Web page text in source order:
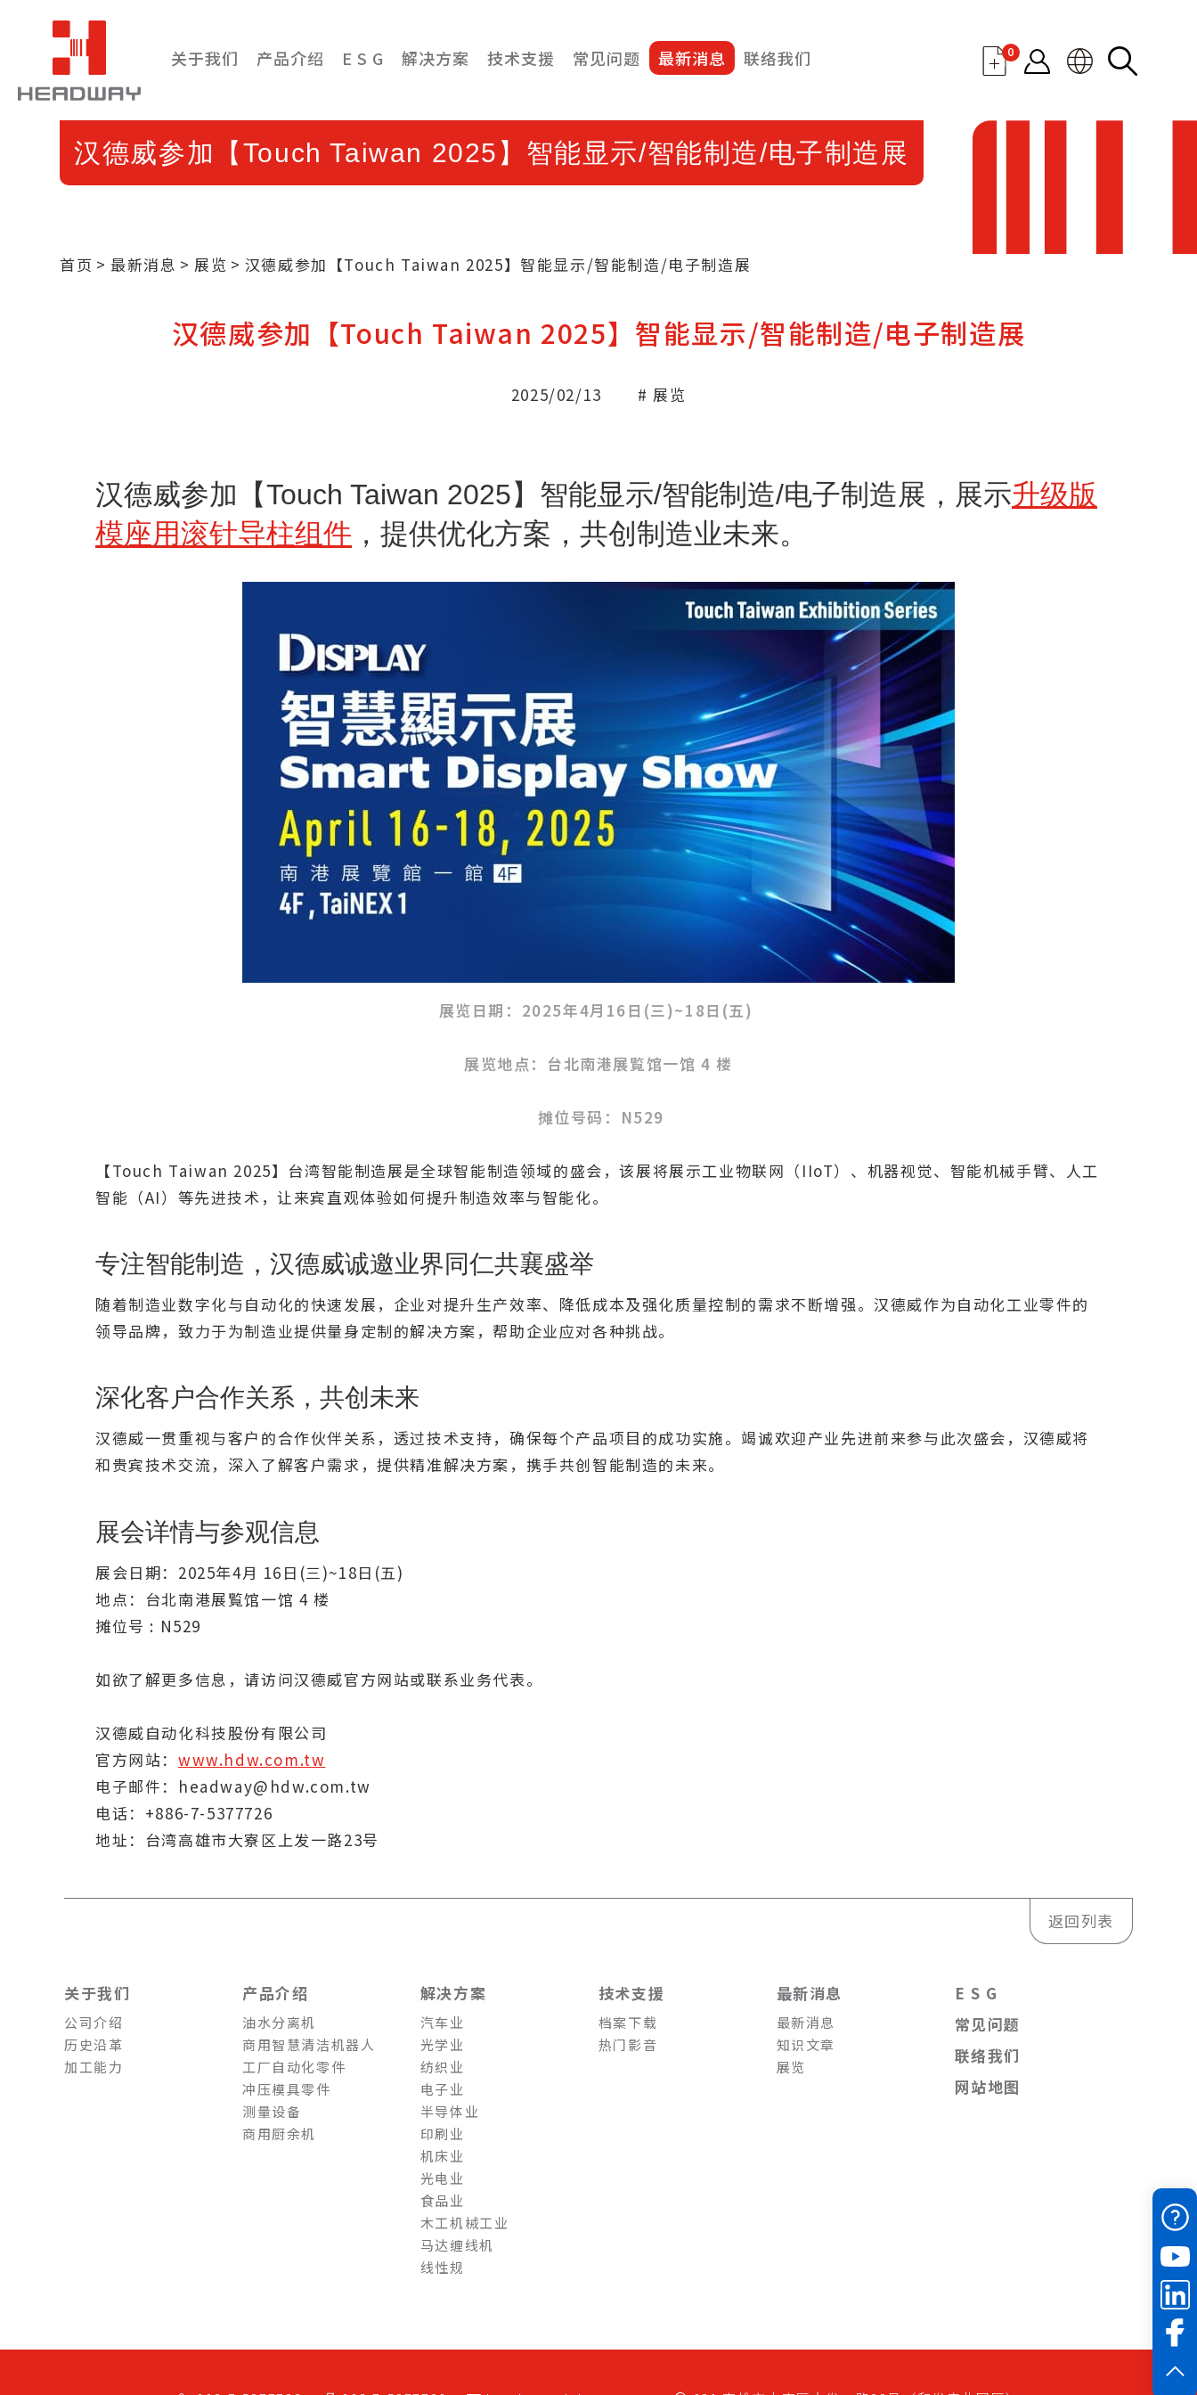
0
关于我们 产品介绍 E S G 解决方案 技术支援 常见问题 最新消息 联络我们
汉德威参加【Touch Taiwan 2025】智能显示/智能制造/电子制造展
首页 最新消息 展览 汉德威参加【Touch Taiwan 2025】智能显示/智能制造/电子制造展
汉德威参加【Touch Taiwan 2025】智能显示/智能制造/电子制造展
2025/02/13 # 展览
汉德威参加【Touch Taiwan 2025】智能显示/智能制造/电子制造展，展示升级版
模座用滚针导柱组件 ，提供优化方案，共创制造业未来。
展览日期：2025年4月16日(三)~18日(五)
展览地点：台北南港展覧馆一馆 4 楼
摊位号码：N529
【Touch Taiwan 2025】台湾智能制造展是全球智能制造领域的盛会，该展将展示工业物联网（IIoT）、机器视觉、智能机械手臂、人工
智能（AI）等先进技术，让来宾直观体验如何提升制造效率与智能化。
专注智能制造，汉德威诚邀业界同仁共襄盛举
随着制造业数字化与自动化的快速发展，企业对提升生产效率、降低成本及强化质量控制的需求不断增强。汉德威作为自动化工业零件的
领导品牌，致力于为制造业提供量身定制的解决方案，帮助企业应对各种挑战。
深化客户合作关系，共创未来
汉德威一贯重视与客户的合作伙伴关系，透过技术支持，确保每个产品项目的成功实施。竭诚欢迎产业先进前来参与此次盛会，汉德威将
和贵宾技术交流，深入了解客户需求，提供精准解决方案，携手共创智能制造的未来。
展会详情与参观信息
展会日期：2025年4月 16日(三)~18日(五)
地点：台北南港展覧馆一馆 4 楼
摊位号 : N529
如欲了解更多信息，请访问汉德威官方网站或联系业务代表。
汉德威自动化科技股份有限公司
官方网站： www.hdw.com.tw
电子邮件： headway@hdw.com.tw
电话：+886-7-5377726
地址：台湾高雄市大寮区上发一路23号
返回列表
关于我们
公司介绍
历史沿革
加工能力
产品介绍
油水分离机
商用智慧清洁机器人
工厂自动化零件
冲压模具零件
测量设备
商用厨余机
解决方案
汽车业
光学业
纺织业
电子业
半导体业
印刷业
机床业
光电业
食品业
木工机械工业
马达缠线机
线性规
技术支援
档案下载
热门影音
最新消息
最新消息
知识文章
展览
E S G
常见问题
联络我们
网站地图